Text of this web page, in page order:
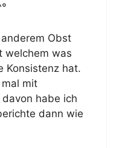
Obst
welchem was
Konsistenz hat.
mit
habe ich
dann wie